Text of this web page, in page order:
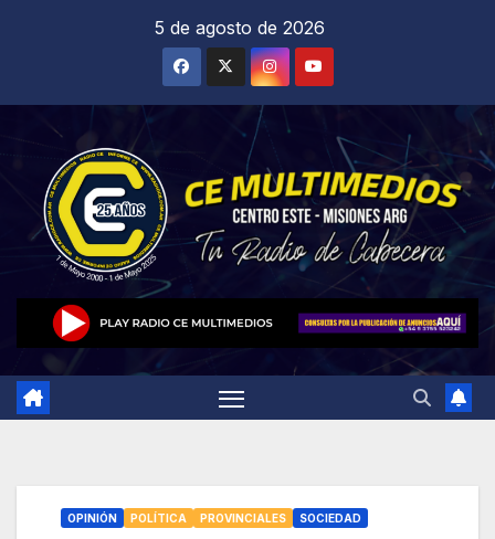
5 de agosto de 2026
OPINIÓN POLÍTICA PROVINCIALES SOCIEDAD